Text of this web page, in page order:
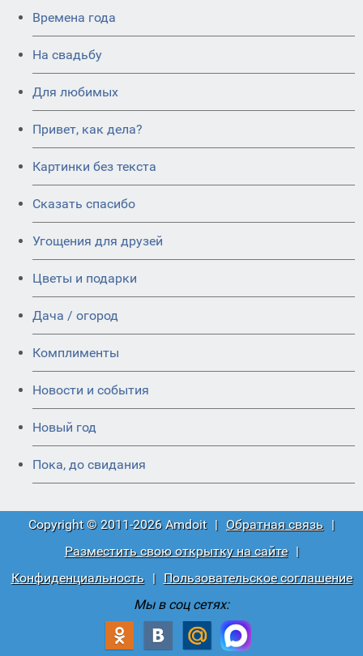
Времена года
На свадьбу
Для любимых
Привет, как дела?
Картинки без текста
Сказать спасибо
Угощения для друзей
Цветы и подарки
Дача / огород
Комплименты
Новости и события
Новый год
Пока, до свидания
Copyright © 2011-2026 Amdoit | Обратная связь |
Разместить свою открытку на сайте
|
Конфиденциальность
|
Пользовательское соглашение
Мы в соц сетях: